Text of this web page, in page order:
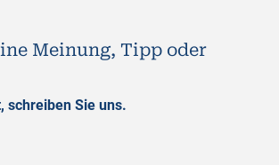
p k
Meinung, Tipp oder
schreiben Sie uns.